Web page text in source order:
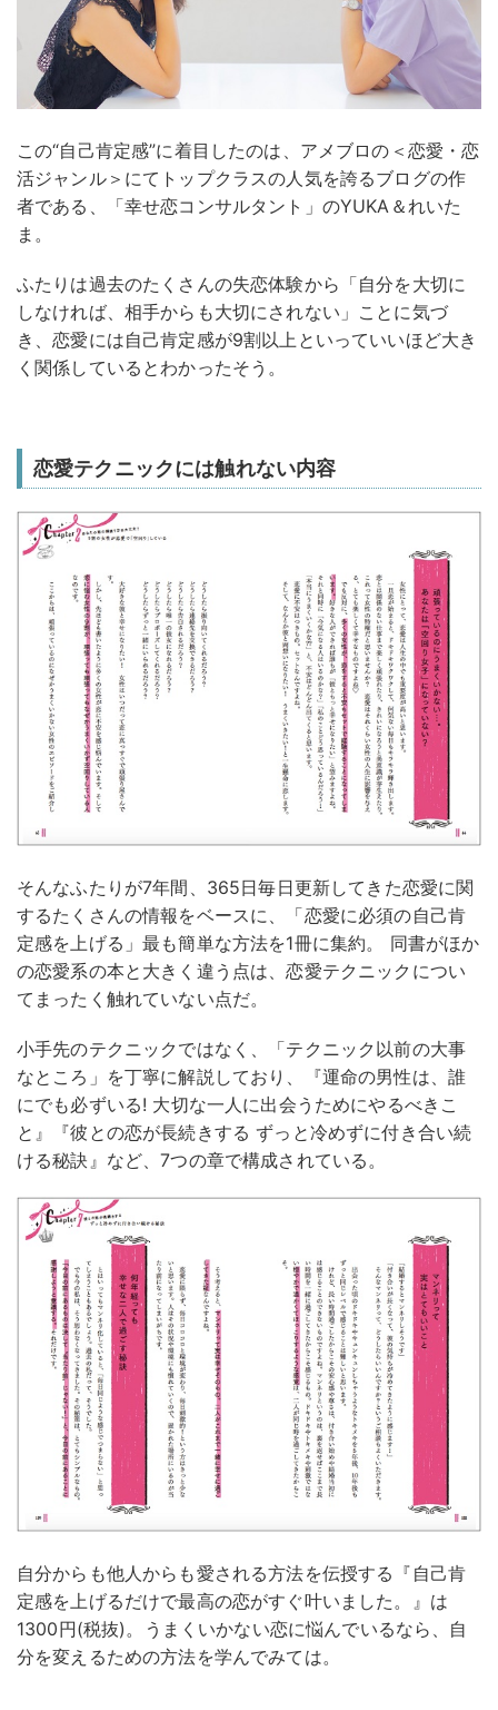
この“自己肯定感”に着目したのは、アメブロの＜恋愛・恋
活ジャンル＞にてトップクラスの人気を誇るブログの作
者である、「幸せ恋コンサルタント」のYUKA＆れいた
ま。
ふたりは過去のたくさんの失恋体験から「自分を大切に
しなければ、相手からも大切にされない」ことに気づ
き、恋愛には自己肯定感が9割以上といっていいほど大き
く関係しているとわかったそう。
恋愛テクニックには触れない内容
そんなふたりが7年間、365日毎日更新してきた恋愛に関
するたくさんの情報をベースに、「恋愛に必須の自己肯
定感を上げる」最も簡単な方法を1冊に集約。 同書がほか
の恋愛系の本と大きく違う点は、恋愛テクニックについ
てまったく触れていない点だ。
小手先のテクニックではなく、「テクニック以前の大事
なところ」を丁寧に解説しており、『運命の男性は、誰
にでも必ずいる! 大切な一人に出会うためにやるべきこ
と』『彼との恋が長続きする ずっと冷めずに付き合い続
ける秘訣』など、7つの章で構成されている。
自分からも他人からも愛される方法を伝授する『自己肯
定感を上げるだけで最高の恋がすぐ叶いました。』は
1300円(税抜)。うまくいかない恋に悩んでいるなら、自
分を変えるための方法を学んでみては。